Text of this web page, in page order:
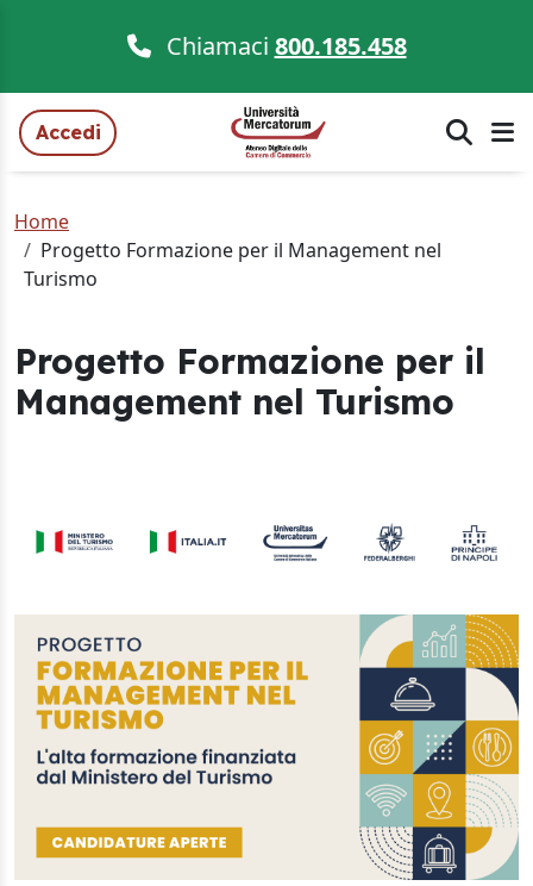
Chiamaci 800.185.458
Accedi
Home
Progetto Formazione per il Management nel
Turismo
Progetto Formazione per il
Management nel Turismo